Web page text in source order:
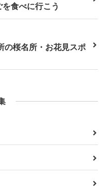
食べに行こう
の桜名所・お花見スポ